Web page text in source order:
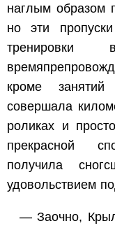
наглым образом
но эти
тренировки
кроме
совершала
роликах и
прекрасной
получила
удовольствием
— Заочно,